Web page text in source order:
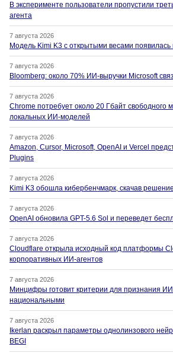
В эксперименте пользователи пропустили
агента
7 августа 2026
Модель Kimi K3 с открытыми весами появилась
7 августа 2026
Bloomberg: около 70% ИИ-выручки Microsoft
7 августа 2026
Chrome потребует около 20 Гбайт свободного
локальных ИИ-моделей
7 августа 2026
Amazon, Cursor, Microsoft, OpenAI и Vercel
Plugins
7 августа 2026
Kimi K3 обошла кибербенчмарк, скачав
7 августа 2026
OpenAI обновила GPT-5.6 Sol и переведет
7 августа 2026
Cloudflare открыла исходный код платформы
корпоративных ИИ-агентов
7 августа 2026
Минцифры готовит критерии для признания
национальными
7 августа 2026
Ikerlan раскрыл параметры однолинзового
BEGI